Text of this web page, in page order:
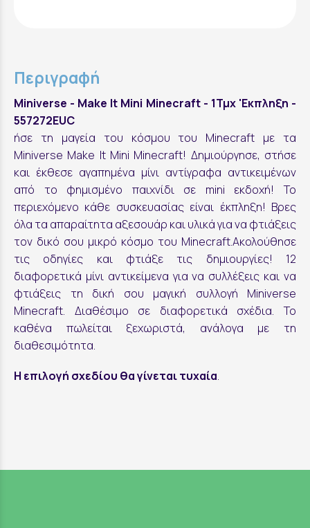
Περιγραφή
Miniverse - Make It Mini Minecraft - 1Τμχ 'Εκπληξη -
557272EUC
ήσε τη μαγεία του κόσμου του Minecraft με τα
Miniverse Make It Mini Minecraft! Δημιούργησε, στήσε
και έκθεσε αγαπημένα μίνι αντίγραφα αντικειμένων
από το φημισμένο παιχνίδι σε mini εκδοχή! Το
περιεχόμενο κάθε συσκευασίας είναι έκπληξη! Βρες
όλα τα απαραίτητα αξεσουάρ και υλικά για να φτιάξεις
τον δικό σου μικρό κόσμο του Minecraft.Ακολούθησε
τις οδηγίες και φτιάξε τις δημιουργίες! 12
διαφορετικά μίνι αντικείμενα για να συλλέξεις και να
φτιάξεις τη δική σου μαγική συλλογή Miniverse
Minecraft. Διαθέσιμο σε διαφορετικά σχέδια. Το
καθένα πωλείται ξεχωριστά, ανάλογα με τη
διαθεσιμότητα.
Η επιλογή σχεδίου θα γίνεται τυχαία.